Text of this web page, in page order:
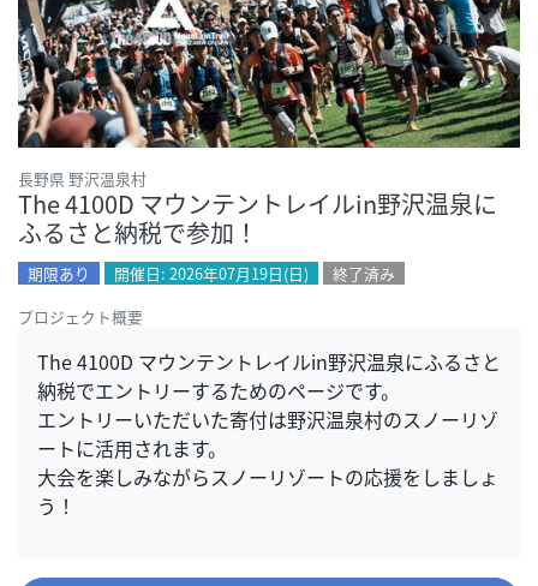
長野県 野沢温泉村
The 4100D マウンテントレイルin野沢温泉に
ふるさと納税で参加！
期限あり 開催日: 2026年07月19日(日)
終了済み
プロジェクト概要
The 4100D マウンテントレイルin野沢温泉にふるさと
納税でエントリーするためのページです。
エントリーいただいた寄付は野沢温泉村のスノーリゾ
ートに活用されます。
大会を楽しみながらスノーリゾートの応援をしましょ
う！